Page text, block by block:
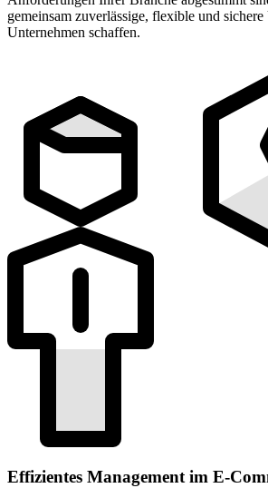
gemeinsam zuverlässige, flexible und
Unternehmen schaffen.
Effizientes Management im E-